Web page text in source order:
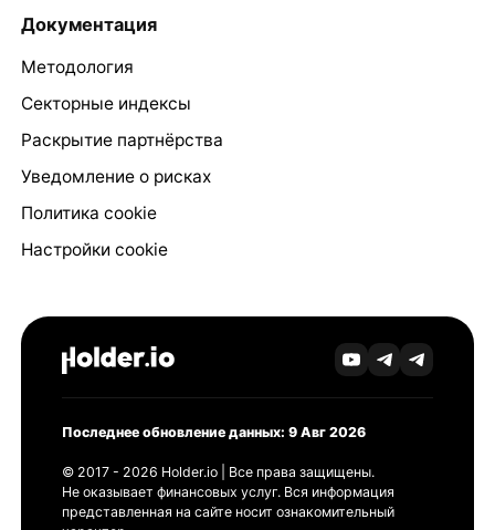
Документация
Методология
Секторные индексы
Раскрытие партнёрства
Уведомление о рисках
Политика cookie
Настройки cookie
Последнее обновление данных: 9 Авг 2026
© 2017 - 2026 Holder.io | Все права защищены.
Не оказывает финансовых услуг. Вся информация
представленная на сайте носит ознакомительный